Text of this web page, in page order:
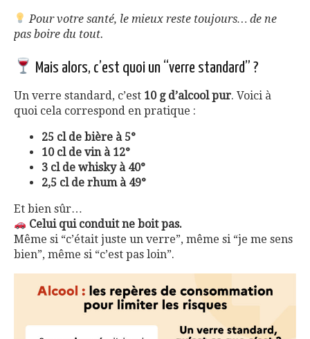
Pour votre santé, le mieux reste toujours… de ne
pas boire du tout.
Mais alors, c’est quoi un “verre standard” ?
Un verre standard, c’est 10 g d’alcool pur. Voici à
quoi cela correspond en pratique :
25 cl de bière à 5°
10 cl de vin à 12°
3 cl de whisky à 40°
2,5 cl de rhum à 49°
Et bien sûr…
Celui qui conduit ne boit pas.
Même si “c’était juste un verre”, même si “je me sens
bien”, même si “c’est pas loin”.